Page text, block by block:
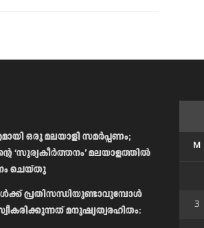
ഒരു മലയാളി സമർപ്പണം;
‘സൂര്യകീർത്തനം’ മലയാളത്തിൽ
ചെയ്തു
പ്രതിസന്ധിയുണ്ടാവുമ്പോള്‍
മനുഷ്യത്വരഹിതം:
M
3